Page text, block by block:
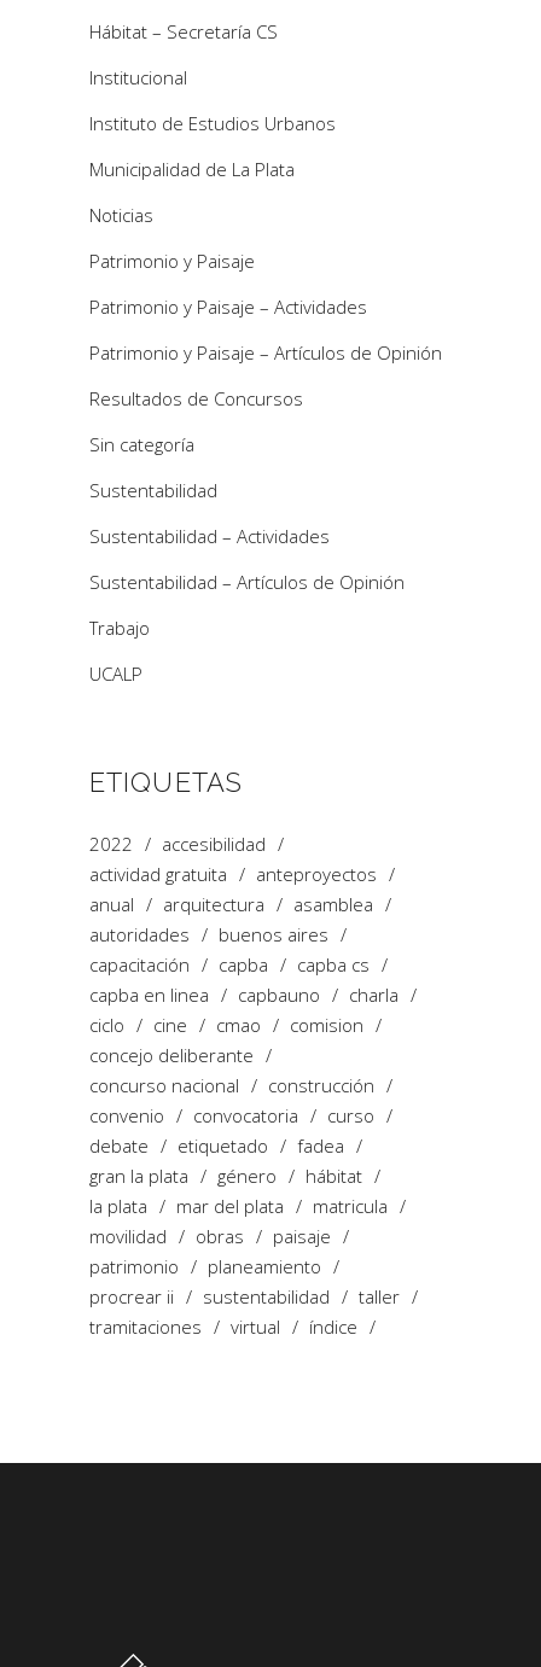
Hábitat – Secretaría CS
Institucional
Instituto de Estudios Urbanos
Municipalidad de La Plata
Noticias
Patrimonio y Paisaje
Patrimonio y Paisaje – Actividades
Patrimonio y Paisaje – Artículos de Opinión
Resultados de Concursos
Sin categoría
Sustentabilidad
Sustentabilidad – Actividades
Sustentabilidad – Artículos de Opinión
Trabajo
UCALP
ETIQUETAS
2022
accesibilidad
actividad gratuita
anteproyectos
anual
arquitectura
asamblea
autoridades
buenos aires
capacitación
capba
capba cs
capba en linea
capbauno
charla
ciclo
cine cmao
comision
concejo deliberante
concurso nacional
construcción
convenio
convocatoria
curso
debate
etiquetado
fadea
gran la plata
género
hábitat
la plata
mar del plata
matricula
movilidad
obras
paisaje
patrimonio
planeamiento
procrear ii
sustentabilidad
taller
tramitaciones
virtual índice